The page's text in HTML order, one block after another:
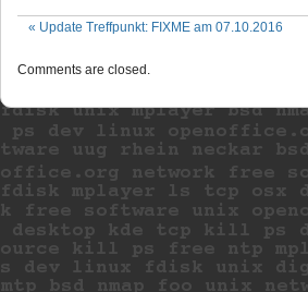
« Update Treffpunkt: FIXME am 07.10.2016
Comments are closed.